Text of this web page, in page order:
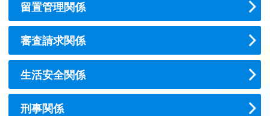
留置管理関係
審査請求関係
生活安全関係
刑事関係